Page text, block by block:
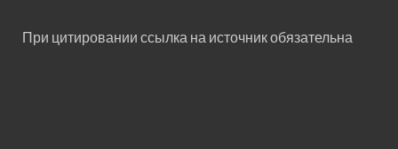
При цитировании ссылка на источник обязательна